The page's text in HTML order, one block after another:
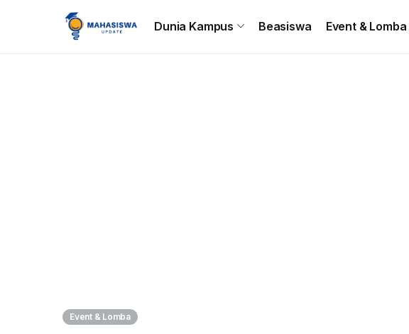
Beranda
Dunia Kampus Beasiswa Event & Lomba
Event & Lomba